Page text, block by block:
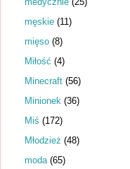
męskie (11)
mięso (8)
Miłość (4)
Minecraft (56)
Minionek (36)
Miś (172)
Młodzież (48)
moda (65)